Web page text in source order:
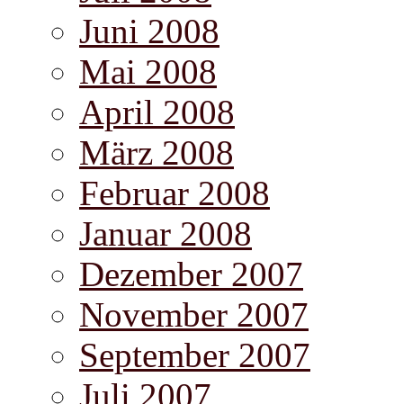
Juni 2008
Mai 2008
April 2008
März 2008
Februar 2008
Januar 2008
Dezember 2007
November 2007
September 2007
Juli 2007